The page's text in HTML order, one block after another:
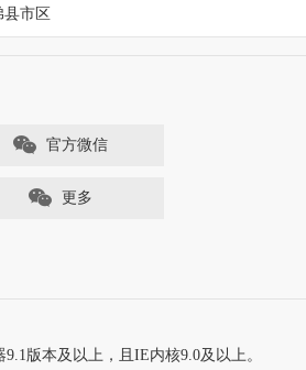
县市区
官方微信
更多
版本及以上，且IE内核9.0及以上。